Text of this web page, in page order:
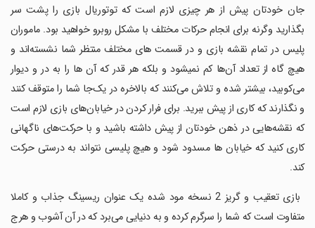
جان خودتان پیش از هر چیزی لازم است که توتوریال بازی را پشت سر
بگذارید وگرنه برای انجام حرکات مختلف با مشکل روبرو خواهید بود. ماموران
پلیس در تمام نقشه بازی و در قسمت های مختلف منتظر شما نشسته‌اند و
هیچ گاه از تعداد آن‌ها کم نمیشود و بلکه هر قدر که آن ها را به در و دیوار
می‌کوبید، بیشتر شده و تلاش می‌کنند که بالاخره در یک‌جا شما را متوقف کنند
و نگذارند که کاری از پیش ببرید. برای فرار کردن در خیابان‌های بازی لازم است
که نقشه‌هایی در ذهن خودتان از پیش داشته باشید و با حرکت‌های ناگهانی
کاری کنید که خیابان ها مسدود شود و هیچ پلیسی نتواند به درستی حرکت
کند.
‏ بازی تعقیب و گریز 2 نسخه مود شده یک عنوان ریسینگ جذاب و کاملا
متفاوت است که شما را سرگرم کرده و به دنیایی می‌برد که در آن آشوب و هرج